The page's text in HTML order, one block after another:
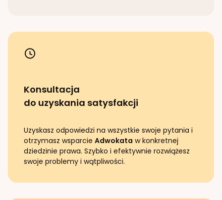
Konsultacja
do uzyskania satysfakcji
Uzyskasz odpowiedzi na wszystkie swoje pytania i
otrzymasz wsparcie Adwokata w konkretnej
dziedzinie prawa. Szybko i efektywnie rozwiążesz
swoje problemy i wątpliwości.